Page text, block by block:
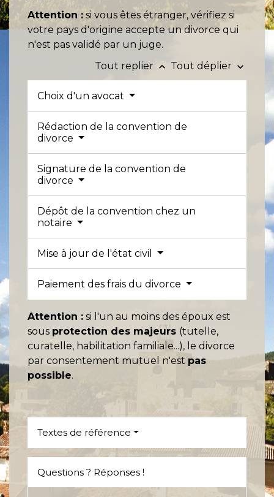
Attention : si vous êtes étranger, vérifiez si
votre pays d'origine accepte un divorce qui
n'est pas validé par un juge.
Tout replier keyboard_arrow_up Tout déplier keyboard_arrow_down
Choix d'un avocat
Rédaction de la convention de
divorce
Signature de la convention de
divorce
Dépôt de la convention chez un
notaire
Mise à jour de l'état civil
Paiement des frais du divorce
Attention : si l'un au moins des époux est
sous protection des majeurs (tutelle,
curatelle, habilitation familiale...), le divorce
par consentement mutuel n'est pas
possible.
Textes de référence
Questions ? Réponses !